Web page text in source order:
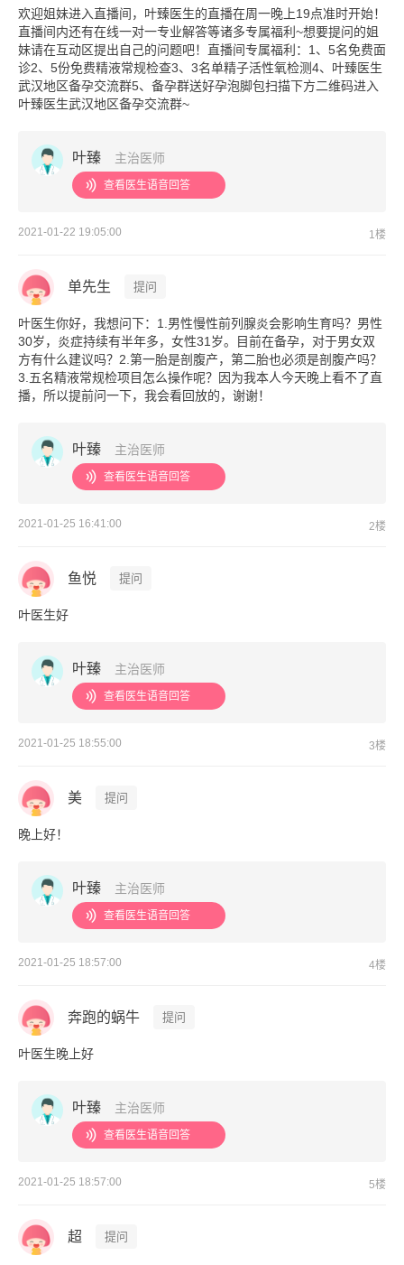
欢迎姐妹进入直播间，叶臻医生的直播在周一晚上19点准时开始！
直播间内还有在线一对一专业解答等诸多专属福利~想要提问的姐
妹请在互动区提出自己的问题吧！直播间专属福利：1、5名免费面
诊2、5份免费精液常规检查3、3名单精子活性氧检测4、叶臻医生
武汉地区备孕交流群5、备孕群送好孕泡脚包扫描下方二维码进入
叶臻医生武汉地区备孕交流群~
叶臻 主治医师
查看医生语音回答
2021-01-22 19:05:00 1楼
单先生 提问
叶医生你好，我想问下：1.男性慢性前列腺炎会影响生育吗？男性
30岁，炎症持续有半年多，女性31岁。目前在备孕，对于男女双
方有什么建议吗？2.第一胎是剖腹产，第二胎也必须是剖腹产吗？
3.五名精液常规检项目怎么操作呢？因为我本人今天晚上看不了直
播，所以提前问一下，我会看回放的，谢谢！
叶臻 主治医师
查看医生语音回答
2021-01-25 16:41:00 2楼
鱼悦 提问
叶医生好
叶臻 主治医师
查看医生语音回答
2021-01-25 18:55:00 3楼
美 提问
晚上好！
叶臻 主治医师
查看医生语音回答
2021-01-25 18:57:00 4楼
奔跑的蜗牛 提问
叶医生晚上好
叶臻 主治医师
查看医生语音回答
2021-01-25 18:57:00 5楼
超 提问